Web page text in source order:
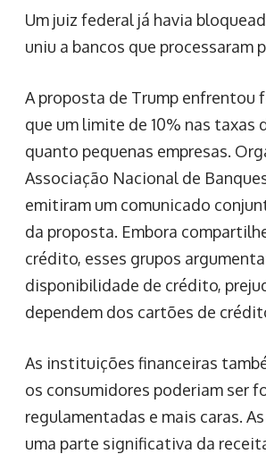
Um juiz federal já havia
uniu a bancos que processaram
A proposta de Trump enfrentou
que um limite de 10% nas
quanto pequenas empresas.
Associação Nacional de
emitiram um comunicado
da proposta. Embora
crédito, esses grupos
disponibilidade de crédito,
dependem dos cartões de
As instituições financeiras
os consumidores poderiam ser
regulamentadas e mais caras.
uma parte significativa da